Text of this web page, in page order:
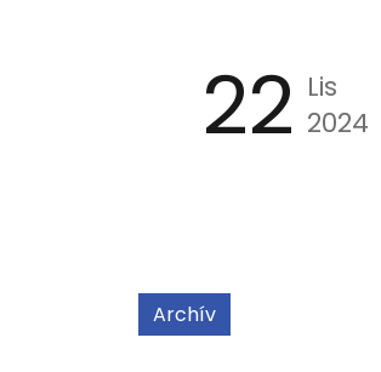
22 Lis
2024
Archív